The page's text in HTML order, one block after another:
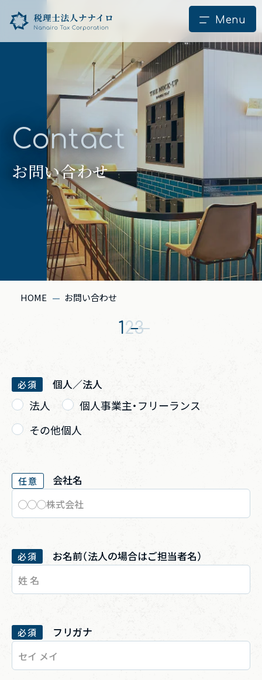
Contact
お問い合わせ
HOME お問い合わせ
123
必須 個人／法人
法人
個人事業主・フリーランス
その他個人
任意 会社名
必須 お名前（法人の場合はご担当者名）
必須 フリガナ